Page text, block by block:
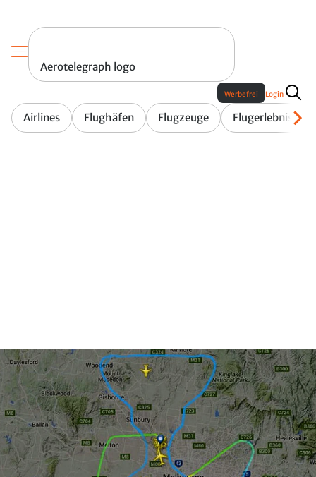
Aerotelegraph logo
Airlines Flughäfen Flugzeuge Flugerlebnis
Werbefrei Login